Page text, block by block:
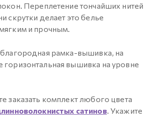
Переплетение тончайших нитей
скрутки делает это белье
и прочным.
рамка-вышивка, на
горизонтальная вышивка на уровне
заказать комплект любого цвета
сатинов. Укажите